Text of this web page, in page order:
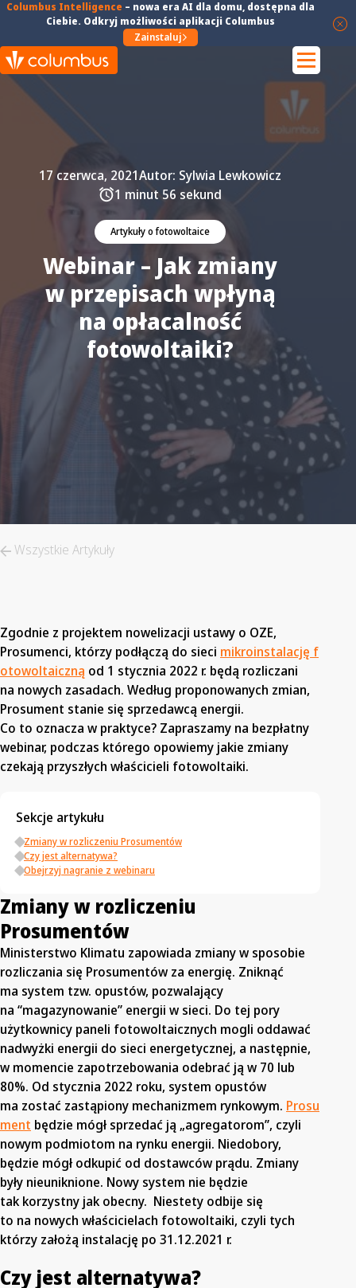
Columbus Intelligence – nowa era AI dla domu, dostępna dla
Ciebie. Odkryj możliwości aplikacji Columbus
Zainstaluj
Artykuły o fotowoltaice
17 czerwca, 2021Autor: Sylwia Lewkowicz
1 minut 56 sekund
Webinar – Jak zmiany
w przepisach wpłyną
na opłacalność
fotowoltaiki?
Wszystkie Artykuły
Zgodnie z projektem nowelizacji ustawy o OZE,
Prosumenci, którzy podłączą do sieci mikroinstalację f
otowoltaiczną od 1 stycznia 2022 r. będą rozliczani
na nowych zasadach. Według proponowanych zmian,
Prosument stanie się sprzedawcą energii.
Co to oznacza w praktyce? Zapraszamy na bezpłatny
webinar, podczas którego opowiemy jakie zmiany
czekają przyszłych właścicieli fotowoltaiki.
Sekcje artykułu
Zmiany w rozliczeniu Prosumentów
Czy jest alternatywa?
Obejrzyj nagranie z webinaru
Zmiany w rozliczeniu
Prosumentów
Ministerstwo Klimatu zapowiada zmiany w sposobie
rozliczania się Prosumentów za energię. Zniknąć
ma system tzw. opustów, pozwalający
na “magazynowanie” energii w sieci. Do tej pory
użytkownicy paneli fotowoltaicznych mogli oddawać
nadwyżki energii do sieci energetycznej, a następnie,
w momencie zapotrzebowania odebrać ją w 70 lub
80%. Od stycznia 2022 roku, system opustów
ma zostać zastąpiony mechanizmem rynkowym. Prosu
ment będzie mógł sprzedać ją „agregatorom”, czyli
nowym podmiotom na rynku energii. Niedobory,
będzie mógł odkupić od dostawców prądu. Zmiany
były nieuniknione. Nowy system nie będzie
tak korzystny jak obecny. Niestety odbije się
to na nowych właścicielach fotowoltaiki, czyli tych
którzy założą instalację po 31.12.2021 r.
Czy jest alternatywa?